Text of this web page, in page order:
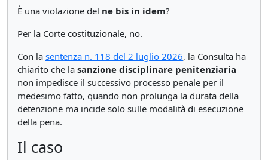
È una violazione del ne bis in idem?
Per la Corte costituzionale, no.
Con la sentenza n. 118 del 2 luglio 2026, la Consulta ha
chiarito che la sanzione disciplinare penitenziaria
non impedisce il successivo processo penale per il
medesimo fatto, quando non prolunga la durata della
detenzione ma incide solo sulle modalità di esecuzione
della pena.
Il caso